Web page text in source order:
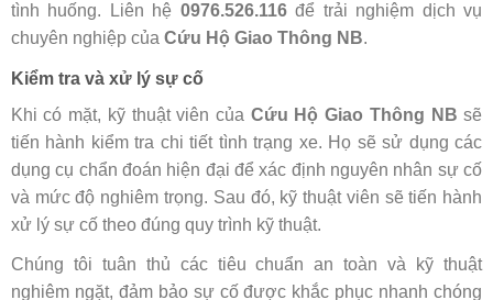
tình huống. Liên hệ 0976.526.116để trải nghiệm dịch vụ
chuyên nghiệp của Cứu Hộ Giao Thông NB.
Kiểm tra và xử lý sự cố
Khi có mặt, kỹ thuật viên của Cứu Hộ Giao Thông NB sẽ
tiến hành kiểm tra chi tiết tình trạng xe. Họ sẽ sử dụng các
dụng cụ chẩn đoán hiện đại để xác định nguyên nhân sự cố
và mức độ nghiêm trọng. Sau đó, kỹ thuật viên sẽ tiến hành
xử lý sự cố theo đúng quy trình kỹ thuật.
Chúng tôi tuân thủ các tiêu chuẩn an toàn và kỹ thuật
nghiêm ngặt, đảm bảo sự cố được khắc phục nhanh chóng